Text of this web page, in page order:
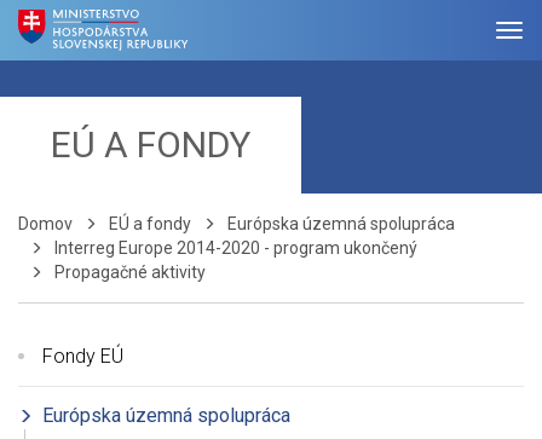
EÚ A FONDY
Domov EÚ a fondy
Európska územná spolupráca
Interreg Europe 2014-2020 - program ukončený
Propagačné aktivity
Fondy EÚ
Európska územná spolupráca